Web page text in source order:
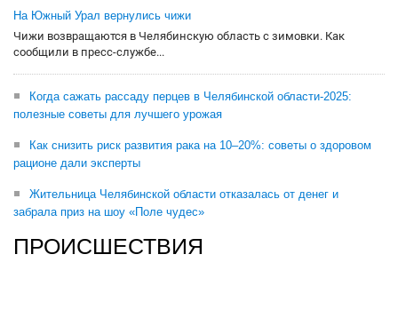
На Южный Урал вернулись чижи
Чижи возвращаются в Челябинскую область с зимовки. Как
сообщили в пресс-службе...
Когда сажать рассаду перцев в Челябинской области-2025:
полезные советы для лучшего урожая
Как снизить риск развития рака на 10–20%: советы о здоровом
рационе дали эксперты
Жительница Челябинской области отказалась от денег и
забрала приз на шоу «Поле чудес»
ПРОИСШЕСТВИЯ